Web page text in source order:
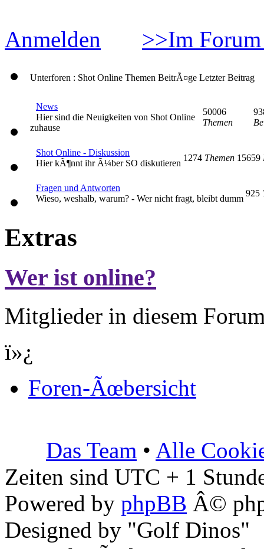
Anmelden >>Im
Unterforen : Shot Online Themen BeitrÃ¤ge Letzter Beitrag
News
Hier sind die Neuigkeiten von Shot Online
zuhause
50006
Themen
Shot Online - Diskussion
Hier kÃ¶nnt ihr Ã¼ber SO diskutieren
1274 Themen 15659
Fragen und Antworten
Wieso, weshalb, warum? - Wer nicht fragt, bleibt dumm
925
Extras
Wer ist online?
Mitglieder in diesem
ï»¿
Foren-Ãœbersicht
Das Team • Alle
Zeiten sind UTC + 1
Powered by phpBB Â©
Designed by "Golf Dinos"